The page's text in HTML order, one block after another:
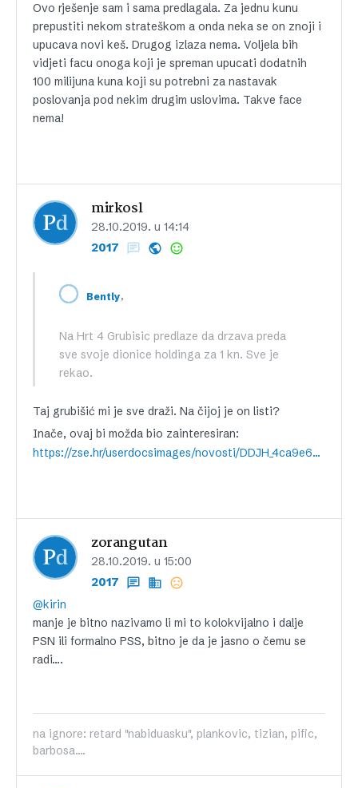
Ovo rješenje sam i sama predlagala. Za jednu kunu
prepustiti nekom strateškom a onda neka se on znoji i
upucava novi keš. Drugog izlaza nema. Voljela bih
vidjeti facu onoga koji je spreman upucati dodatnih
100 milijuna kuna koji su potrebni za nastavak
poslovanja pod nekim drugim uslovima. Takve face
nema!
mirkosl
28.10.2019. u 14:14
2017
Bently,
Na Hrt 4 Grubisic predlaze da drzava preda
sve svoje dionice holdinga za 1 kn. Sve je
rekao.
Taj grubišić mi je sve draži. Na čijoj je on listi?
Inače, ovaj bi možda bio zainteresiran:
https://zse.hr/userdocsimages/novosti/DDJH_4ca9e62d-6a65-4a44-a040-27378119e1a6.pdf
zorangutan
28.10.2019. u 15:00
2017
@kirin
manje je bitno nazivamo li mi to kolokvijalno i dalje
PSN ili formalno PSS, bitno je da je jasno o čemu se
radi….
na ignore: retard "nabiduasku", plankovic, tizian, pific,
barbosa....